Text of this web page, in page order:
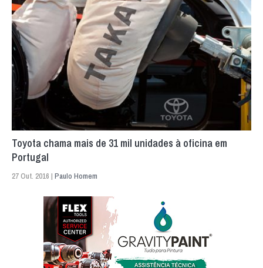
Toyota chama mais de 31 mil unidades à oficina em
Portugal
27 Out. 2016 | Paulo Homem